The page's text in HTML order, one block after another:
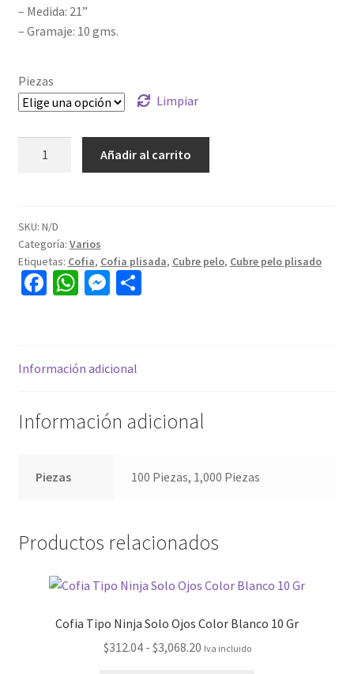
– Medida: 21”
– Gramaje: 10 gms.
Piezas
Limpiar
Añadir al carrito
SKU: N/D
Categoría: Varios
Etiquetas: Cofia, Cofia plisada, Cubre pelo, Cubre pelo plisado
Fa
o
o
W
sA
p
M
n
ge
C
tir
Información adicional
Información adicional
Piezas 100 Piezas, 1,000 Piezas
Productos relacionados
Cofia Tipo Ninja Solo Ojos Color Blanco 10 Gr
$312.04 - $3,068.20 Iva incluido